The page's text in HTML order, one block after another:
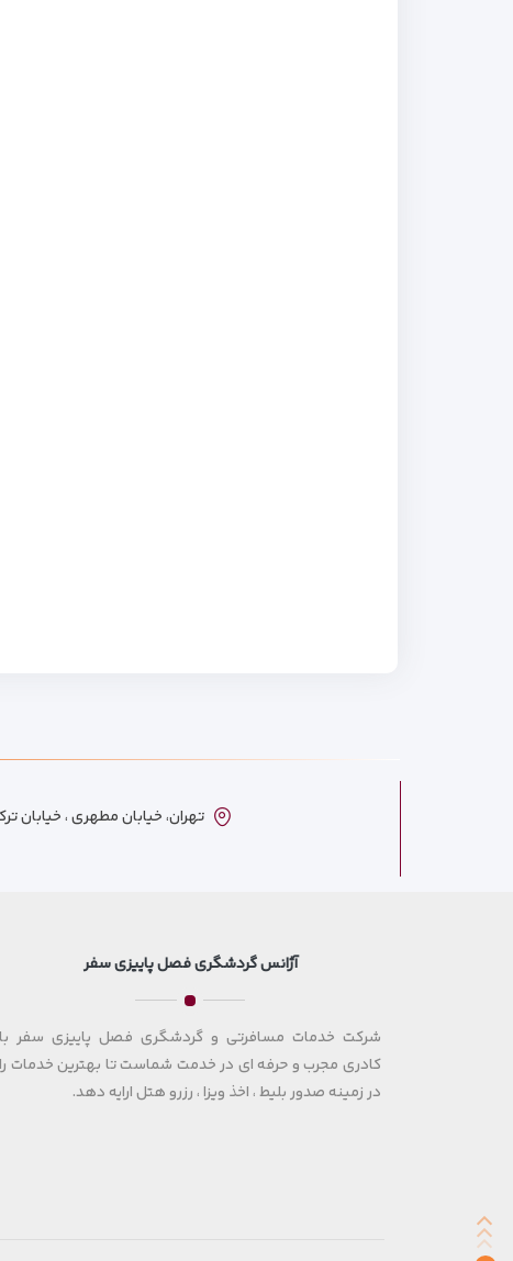
تهران، خیابان مطهری ، خیابان
آژانس گردشگری فصل پاییزی سفر
شرکت خدمات مسافرتی و گردشگری فصل پاییزی سفر با
کادری مجرب و حرفه ای در خدمت شماست تا بهترین خدمات را
در زمینه صدور بلیط ، اخذ ویزا ، رزرو هتل ارایه دهد.